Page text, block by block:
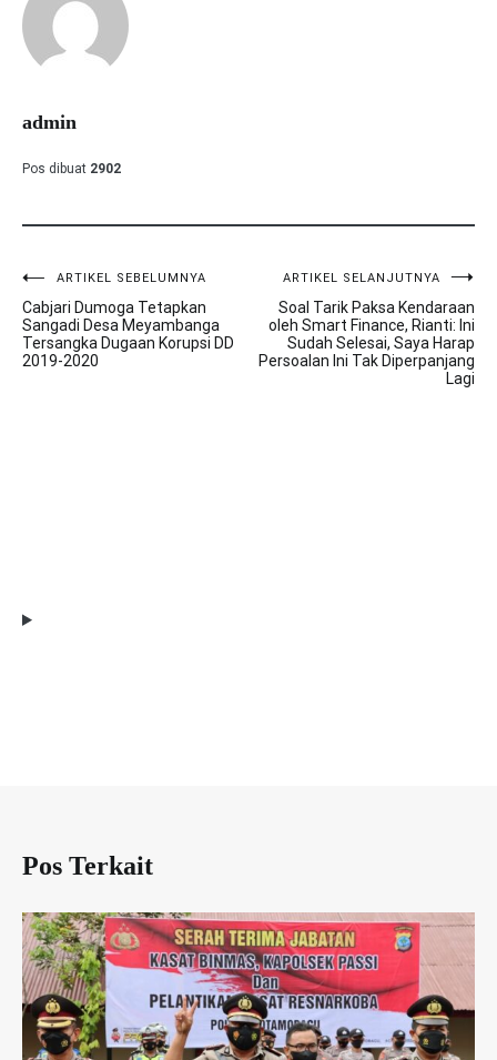
admin
Pos dibuat 2902
Navigasi
pos
ARTIKEL SEBELUMNYA
Cabjari Dumoga Tetapkan
Sangadi Desa Meyambanga
Tersangka Dugaan Korupsi DD
2019-2020
ARTIKEL SELANJUTNYA
Soal Tarik Paksa Kendaraan
oleh Smart Finance, Rianti: Ini
Sudah Selesai, Saya Harap
Persoalan Ini Tak Diperpanjang
Lagi
Pos Terkait